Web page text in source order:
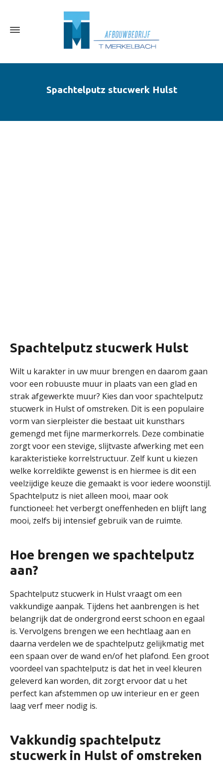
Spachtelputz stucwerk Hulst
Spachtelputz stucwerk Hulst
Wilt u karakter in uw muur brengen en daarom gaan
voor een robuuste muur in plaats van een glad en
strak afgewerkte muur? Kies dan voor spachtelputz
stucwerk in Hulst of omstreken. Dit is een populaire
vorm van sierpleister die bestaat uit kunsthars
gemengd met fijne marmerkorrels. Deze combinatie
zorgt voor een stevige, slijtvaste afwerking met een
karakteristieke korrelstructuur. Zelf kunt u kiezen
welke korreldikte gewenst is en hiermee is dit een
veelzijdige keuze die gemaakt is voor iedere woonstijl.
Spachtelputz is niet alleen mooi, maar ook
functioneel: het verbergt oneffenheden en blijft lang
mooi, zelfs bij intensief gebruik van de ruimte.
Hoe brengen we spachtelputz
aan?
Spachtelputz stucwerk in Hulst vraagt om een
vakkundige aanpak. Tijdens het aanbrengen is het
belangrijk dat de ondergrond eerst schoon en egaal
is. Vervolgens brengen we een hechtlaag aan en
daarna verdelen we de spachtelputz gelijkmatig met
een spaan over de wand en/of het plafond. Een groot
voordeel van spachtelputz is dat het in veel kleuren
geleverd kan worden, dit zorgt ervoor dat u het
perfect kan afstemmen op uw interieur en er geen
laag verf meer nodig is.
Vakkundig spachtelputz
stucwerk in Hulst of omstreken